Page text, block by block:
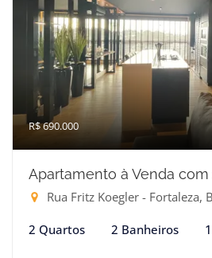
R$ 690.000
Apartamento à Venda com
Rua Fritz Koegler - Fortaleza,
2 Quartos 2 Banheiros